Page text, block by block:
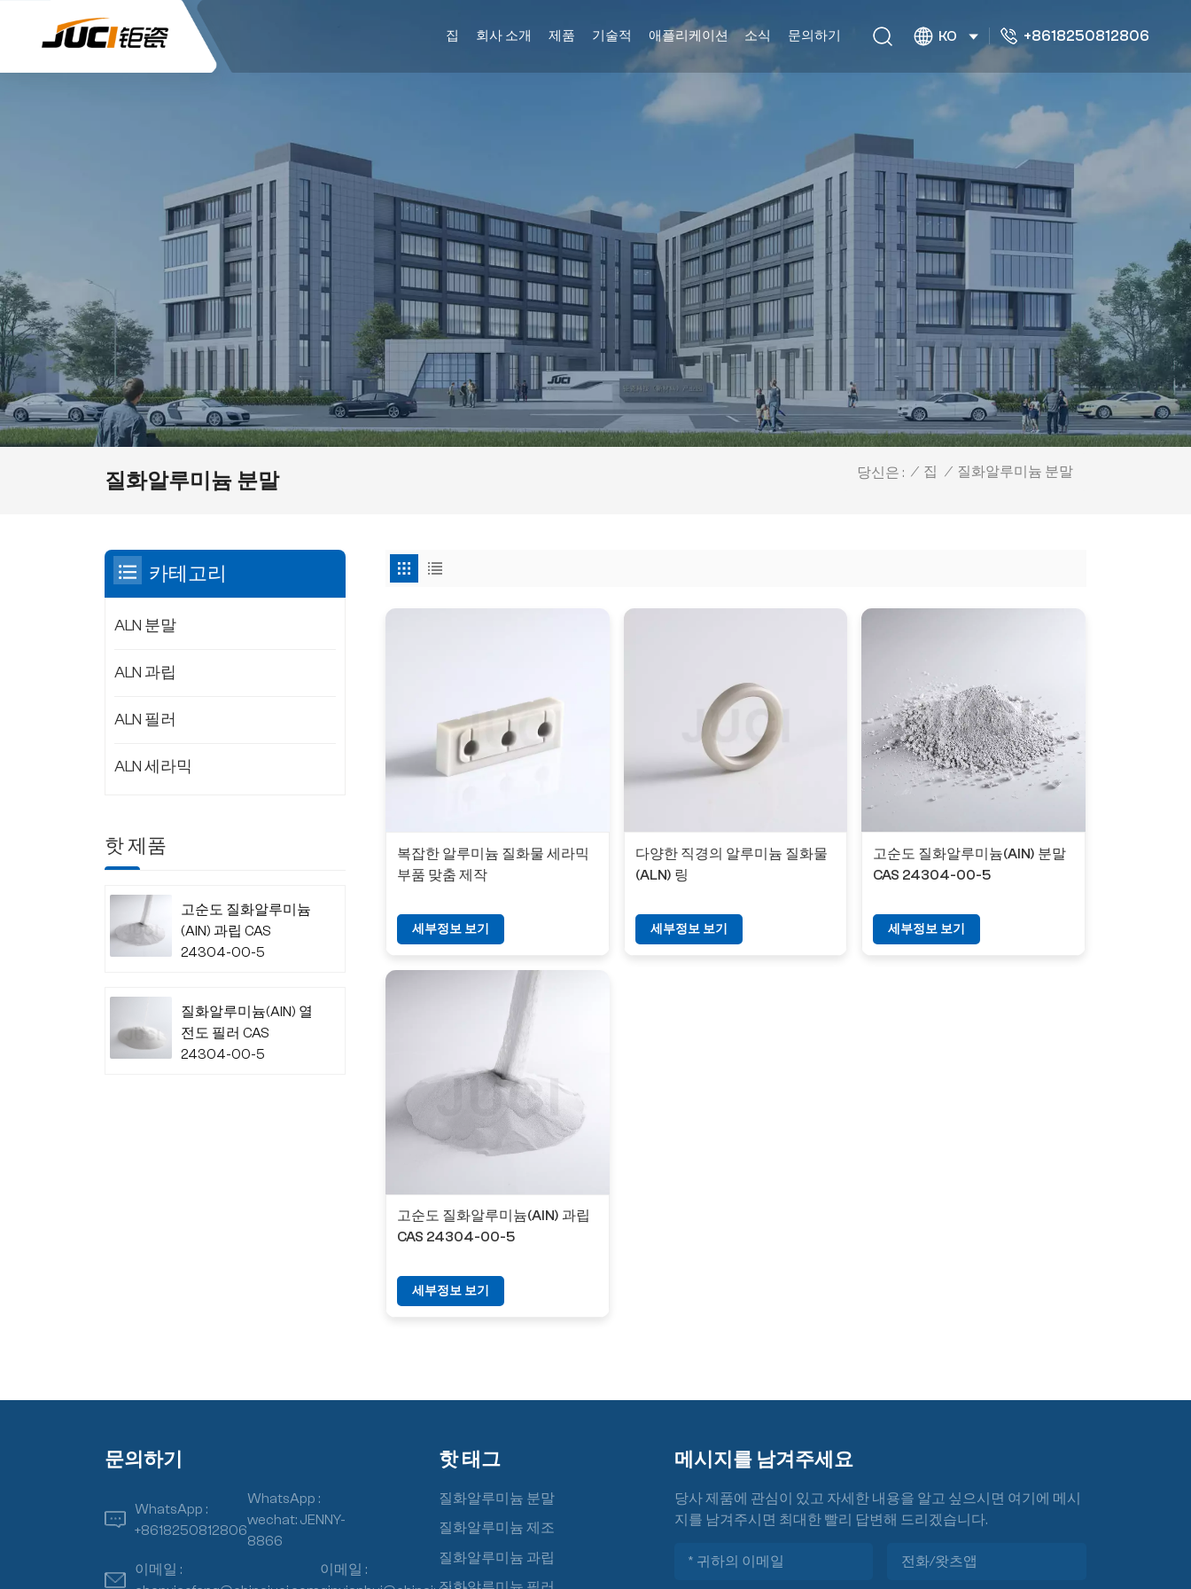
집 회사 소개 제품 기술적 애플리케이션 소식 문의하기 KO +8618250812806
질화알루미늄 분말 당신은 : / 집 / 질화알루미늄 분말
복잡한 알루미늄 질화물 세라믹
부품 맞춤 제작
세부정보 보기
다양한 직경의 알루미늄 질화물
(ALN) 링
세부정보 보기
고순도 질화알루미늄(AlN) 분말
CAS 24304-00-5
세부정보 보기
고순도 질화알루미늄(AlN) 과립
CAS 24304-00-5
세부정보 보기
카테고리
ALN 분말
ALN 과립
ALN 필러
ALN 세라믹
핫 제품
고순도 질화알루미늄
(AlN) 과립 CAS
24304-00-5
질화알루미늄(AlN) 열
전도 필러 CAS
24304-00-5
문의하기
WhatsApp :
+8618250812806
WhatsApp :
wechat: JENNY-
8866
이메일 :
이메일 :
핫 태그
질화알루미늄 분말
질화알루미늄 제조
질화알루미늄 과립
메시지를 남겨주세요
당사 제품에 관심이 있고 자세한 내용을 알고 싶으시면 여기에 메시
지를 남겨주시면 최대한 빨리 답변해 드리겠습니다.